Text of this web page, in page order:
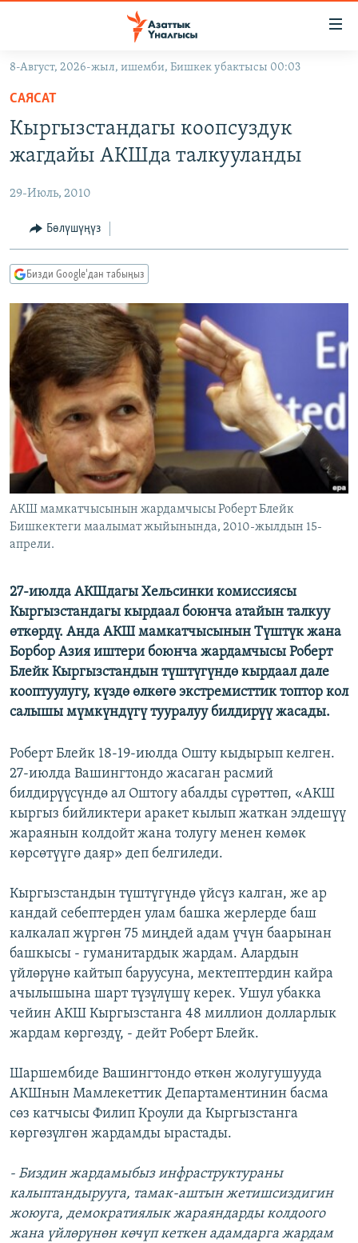
Навигацияга
өтүңүз
Издөөгө
салыңызКЫРГЫЗСТАН
ЭКОНОМИКА
МАДАНИЯТ
ДҮЙНӨ
БОРБОР АЗИЯ
АТАЙЫН ИЛИКТӨӨ
ТВ ПРОГРАММАЛАР
ЭКСПЕРТТЕР ТАЛДАЙТ
БИЗ ЖАНА ДҮЙНӨ
ДАНИСТЕ
ЭЖЕ-СИҢДИЛЕР
АЗАТТЫК+
ЫҢГАЙСЫЗ СУРООЛОР
ӨЗГӨЧӨ ПИКИР
Русский
ОНЛАЙН ШЕРИНЕ
ЭЕ/АРнун бардык сайттары
8-Август, 2026-жыл, ишемби, Бишкек убактысы 00:03
САЯСАТ
Кыргызстандагы коопсуздук
жагдайы АКШда талкууланды
29-Июль, 2010
Бөлүшүңүз
Бизди Google'дан табыңыз
АКШ мамкатчысынын жардамчысы Роберт Блейк
Бишкектеги маалымат жыйынында, 2010-жылдын 15-
апрели.
27-июлда АКШдагы Хельсинки комиссиясы
Кыргызстандагы кырдаал боюнча атайын талкуу
өткөрдү. Анда АКШ мамкатчысынын Түштүк жана
Борбор Азия иштери боюнча жардамчысы Роберт
Блейк Кыргызстандын түштүгүндө кырдаал дале
кооптуулугу, күздө өлкөгө экстремисттик топтор кол
салышы мүмкүндүгү тууралуу билдирүү жасады.
Роберт Блейк 18-19-июлда Ошту кыдырып келген.
27-июлда Вашингтондо жасаган расмий
билдирүүсүндө ал Оштогу абалды сүрөттөп, «АКШ
кыргыз бийликтери аракет кылып жаткан элдешүү
жараянын колдойт жана толугу менен көмөк
көрсөтүүгө даяр» деп белгиледи.
Кыргызстандын түштүгүндө үйсүз калган, же ар
кандай себептерден улам башка жерлерде баш
калкалап жүргөн 75 миңдей адам үчүн баарынан
башкысы - гуманитардык жардам. Алардын
үйлөрүнө кайтып баруусуна, мектептердин кайра
ачылышына шарт түзүлүшү керек. Ушул убакка
чейин АКШ Кыргызстанга 48 миллион долларлык
жардам көргөздү, - дейт Роберт Блейк.
Шаршембиде Вашингтондо өткөн жолугушууда
АКШнын Мамлекеттик Департаментинин басма
сөз катчысы Филип Кроули да Кыргызстанга
көргөзүлгөн жардамды ырастады.
- Биздин жардамыбыз инфраструктураны
калыптандырууга, тамак-аштын жетишсиздигин
жоюуга, демократиялык жараяндарды колдоого
жана үйлөрүнөн көчүп кеткен адамдарга жардам